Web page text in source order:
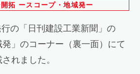
拓 ースコープ・地域発ー
の「日刊建設工業新聞」の
発」のコーナー（裏一面）にて
れました。